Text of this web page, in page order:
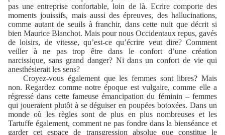
pas une entreprise confortable, loin de là. Ecrire comporte des
moments jouissifs, mais aussi des épreuves, des hallucinations,
comme autant de seuils à franchir, dans cette nuit que décrit si
bien Maurice Blanchot. Mais pour nous Occidentaux repus, gavés
de loisirs, de vitesse, qu’est-ce qu’écrire veut dire? Comment
veiller à ne pas trop être dans le confort d’une création
narcissique, sans grand danger? Ni dans un confort de vie qui
anesthésierait les sens?
Croyez-vous également que les femmes sont libres? Mais
non. Regardez comme notre époque est vulgaire, comme elle a
régressé dans cette fameuse émancipation du féminin – femmes
qui joueraient plutôt à se déguiser en poupées botoxées. Dans un
monde où les règles sont de plus en plus nombreuses et les
Tartuffe également, comment ne pas fondre dans la bienséance et
garder cet espace de transgression absolue que constitue le